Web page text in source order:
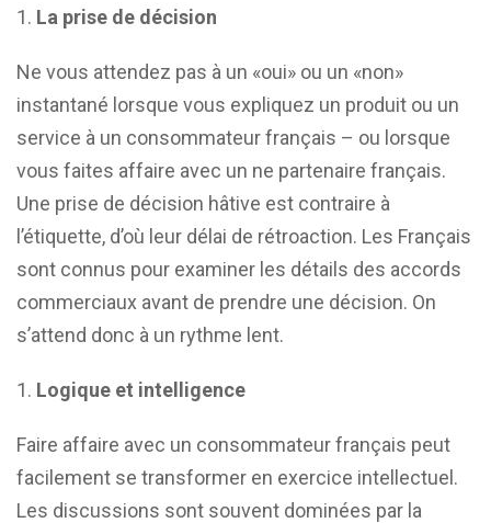
La prise de décision
Ne vous attendez pas à un «oui» ou un «non»
instantané lorsque vous expliquez un produit ou un
service à un consommateur français – ou lorsque
vous faites affaire avec un ne partenaire français.
Une prise de décision hâtive est contraire à
l’étiquette, d’où leur délai de rétroaction. Les Français
sont connus pour examiner les détails des accords
commerciaux avant de prendre une décision. On
s’attend donc à un rythme lent.
Logique et intelligence
Faire affaire avec un consommateur français peut
facilement se transformer en exercice intellectuel.
Les discussions sont souvent dominées par la